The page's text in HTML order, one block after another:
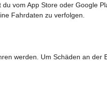
du vom App Store oder Google
Fahrdaten zu verfolgen.
werden. Um Schäden an